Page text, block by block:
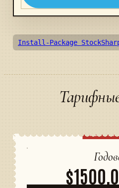
Install-Package